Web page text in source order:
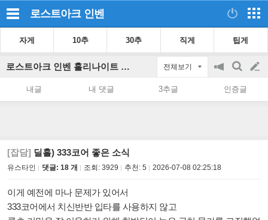
로스트아크 인벤
자게 10추 30추 직게 팁게
로스트아크 인벤 홀리나이트 게시판 전체보기
공
on/off
검
색
글
쓰
내글 내 댓글 3추글 인증글
[잡담] 딜홀) 333코어 좋은 소식
유스타인 댓글: 18 개 조회: 3929 추천: 5 2026-07-08 02:25:18
이게 예전에 마나 문제가 있어서
333코어에서 치신반반 입타를 사용하지 않고